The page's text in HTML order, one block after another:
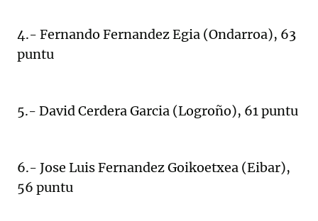
4.- Fernando Fernandez Egia (Ondarroa), 63
puntu
5.- David Cerdera Garcia (Logroño), 61 puntu
6.- Jose Luis Fernandez Goikoetxea (Eibar),
56 puntu